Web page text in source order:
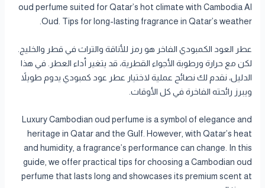
oud perfume suited for Qatar’s hot climate with Cambodia Al
Oud. Tips for long-lasting fragrance in Qatar’s weather.
عطر العود الكمبودي الفاخر هو رمز للأناقة والتراث في قطر والخليج.
لكن مع حرارة ورطوبة الأجواء القطرية، قد يتغير أداء العطر. في هذا
الدليل، نقدم لك نصائح عملية لاختيار عطر عود كمبودي يدوم طويلاً
ويبرز رائحته الفاخرة في كل الأوقات.
Luxury Cambodian oud perfume is a symbol of elegance and
heritage in Qatar and the Gulf. However, with Qatar’s heat
and humidity, a fragrance’s performance can change. In this
guide, we offer practical tips for choosing a Cambodian oud
perfume that lasts long and showcases its premium scent at